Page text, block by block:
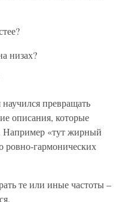
низах?
превращать
описания, которые
Например «тут жирный
ровно-гармонических
те или иные частоты –